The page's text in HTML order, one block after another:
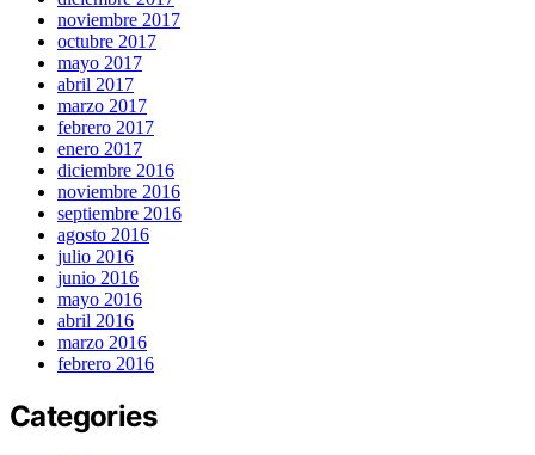
noviembre 2017
octubre 2017
mayo 2017
abril 2017
marzo 2017
febrero 2017
enero 2017
diciembre 2016
noviembre 2016
septiembre 2016
agosto 2016
julio 2016
junio 2016
mayo 2016
abril 2016
marzo 2016
febrero 2016
Categories